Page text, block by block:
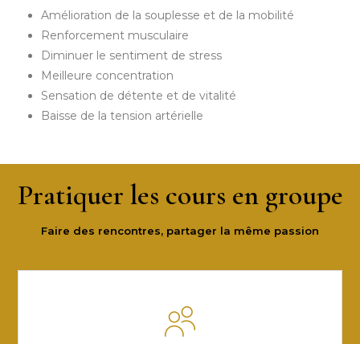
Amélioration de la souplesse et de la mobilité
Renforcement musculaire
Diminuer le sentiment de stress
Meilleure concentration
Sensation de détente et de vitalité
Baisse de la tension artérielle
Pratiquer les cours en groupe
Faire des rencontres, partager la même passion